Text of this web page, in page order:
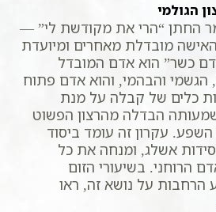
הגולמי
החתן “הרי את מקודשת לי” —
מובדלת מאחרים ומיועדת
כשר” הוא אדם המובדל
הגשמי והבהמי, והוא אדם פתוח
כלים של קבלה על מנת
הבדלה מהרצון הפשוט
עקרון זה עומד ביסוד
אשלג, ומנחה את כל
הרוחני. בשיעורי הזום
הרחבות על נושא זה, ראו